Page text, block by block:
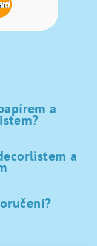
a
a